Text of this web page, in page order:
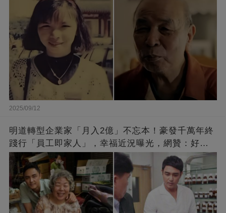
2025/09/12
明道轉型企業家「月入2億」不忘本！豪發千萬年終
踐行「員工即家人」，幸福近況曝光，網贊：好老
闆的福報